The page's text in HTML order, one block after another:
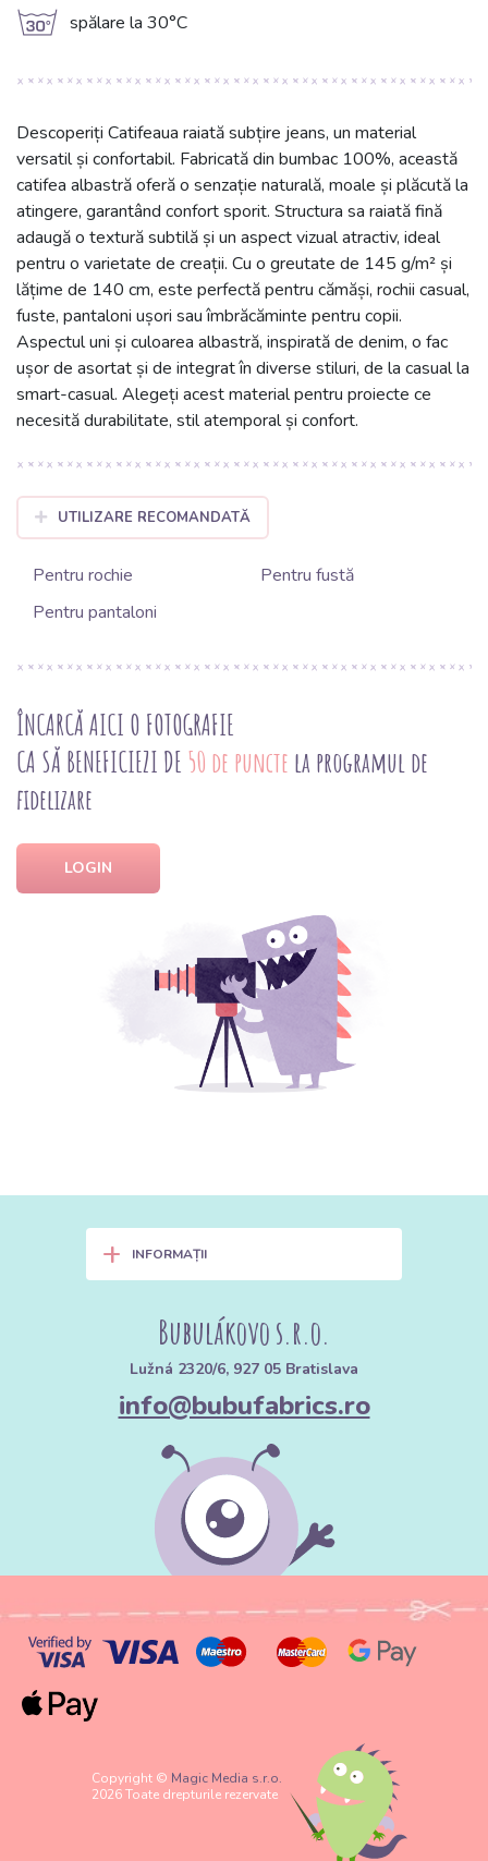
g spălare la 30°C
Descoperiți Catifeaua raiată subțire jeans, un material
versatil și confortabil. Fabricată din bumbac 100%, această
catifea albastră oferă o senzație naturală, moale și plăcută la
atingere, garantând confort sporit. Structura sa raiată fină
adaugă o textură subtilă și un aspect vizual atractiv, ideal
pentru o varietate de creații. Cu o greutate de 145 g/m² și
lățime de 140 cm, este perfectă pentru cămăși, rochii casual,
fuste, pantaloni ușori sau îmbrăcăminte pentru copii.
Aspectul uni și culoarea albastră, inspirată de denim, o fac
ușor de asortat și de integrat în diverse stiluri, de la casual la
smart-casual. Alegeți acest material pentru proiecte ce
necesită durabilitate, stil atemporal și confort.
UTILIZARE RECOMANDATĂ
Pentru rochie
Pentru fustă
Pentru pantaloni
ÎNCARCĂ AICI O FOTOGRAFIE
CA SĂ BENEFICIEZI DE 50 de puncte la programul de
fidelizare
LOGIN
+ INFORMAȚII
Bubulákovo s.r.o.
Lužná 2320/6, 927 05 Bratislava
info@bubufabrics.ro
Copyright © Magic Media s.r.o.
2026 Toate drepturile rezervate